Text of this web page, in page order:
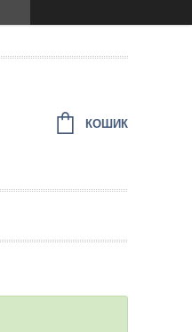
КОШИК